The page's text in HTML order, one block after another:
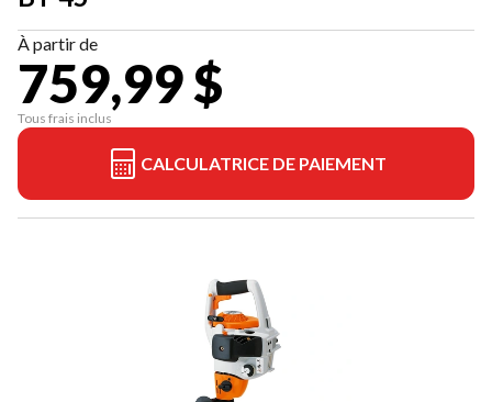
À partir de
759,99 $
Tous frais inclus
CALCULATRICE DE PAIEMENT